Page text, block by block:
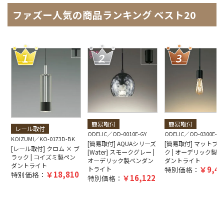
ファズー人気の商品ランキング ベスト20
レール取付
KOIZUMI KO-0173D-BK
[レール取付] クロム × ブ
ラック | コイズミ製ペン
ダントライト
特別価格： 18,810
簡易取付
ODELIC OD-0010E-GY
[簡易取付] AQUAシリーズ
[Water] スモークグレー |
オーデリック製ペンダン
トライト
特別価格： 16,122
簡易取付
ODELIC OD-0300E-BK
[簡易取付] マットブ
ク | オーデリック製
ダントライト
特別価格：